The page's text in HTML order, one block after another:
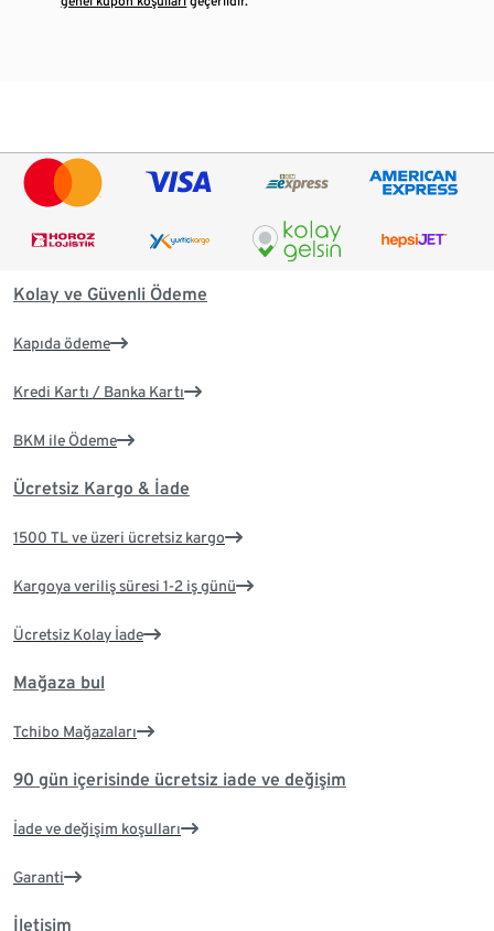
Kolay ve Güvenli Ödeme
Kapıda ödeme
Kredi Kartı / Banka Kartı
BKM ile Ödeme
Ücretsiz Kargo & İade
1500 TL ve üzeri ücretsiz kargo
Kargoya veriliş süresi 1-2 iş günü
Ücretsiz Kolay İade
Mağaza bul
Tchibo Mağazaları
90 gün içerisinde ücretsiz iade ve değişim
İade ve değişim koşulları
Garanti
İletişim